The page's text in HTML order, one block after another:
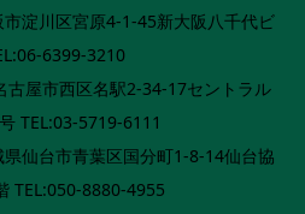
淀川区宮原4-1-45新大阪八千代ビ
6399-3210
古屋市西区名駅2-34-17セントラル
TEL:03-5719-6111
仙台市青葉区国分町1-8-14仙台協
TEL:050-8880-4955